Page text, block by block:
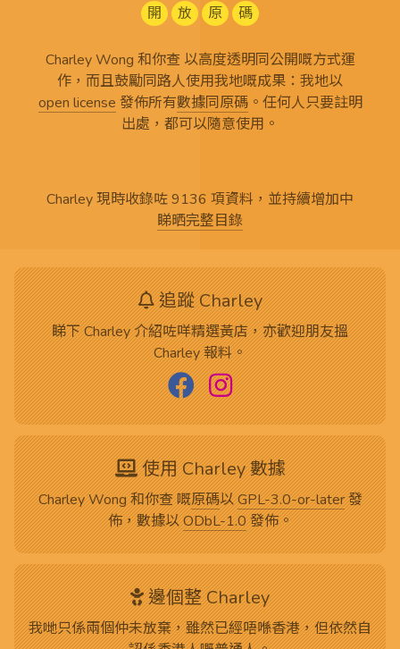
開
放 原 碼
Charley Wong 和你查 以高度透明同公開嘅方式運
作，而且鼓勵同路人使用我地嘅成果：我地以
open license 發佈所有數據同原碼。任何人只要註明
出處，都可以隨意使用。
Charley 現時收錄咗 9136 項資料，並持續增加中
睇晒完整目錄
追蹤 Charley
睇下 Charley 介紹咗咩精選黃店，亦歡迎朋友搵
Charley 報料。
使用 Charley 數據
Charley Wong 和你查 嘅原碼以GPL-3.0-or-later發
佈，數據以ODbL-1.0發佈。
邊個整 Charley
我哋只係兩個仲未放棄，雖然已經唔喺香港，但依然自